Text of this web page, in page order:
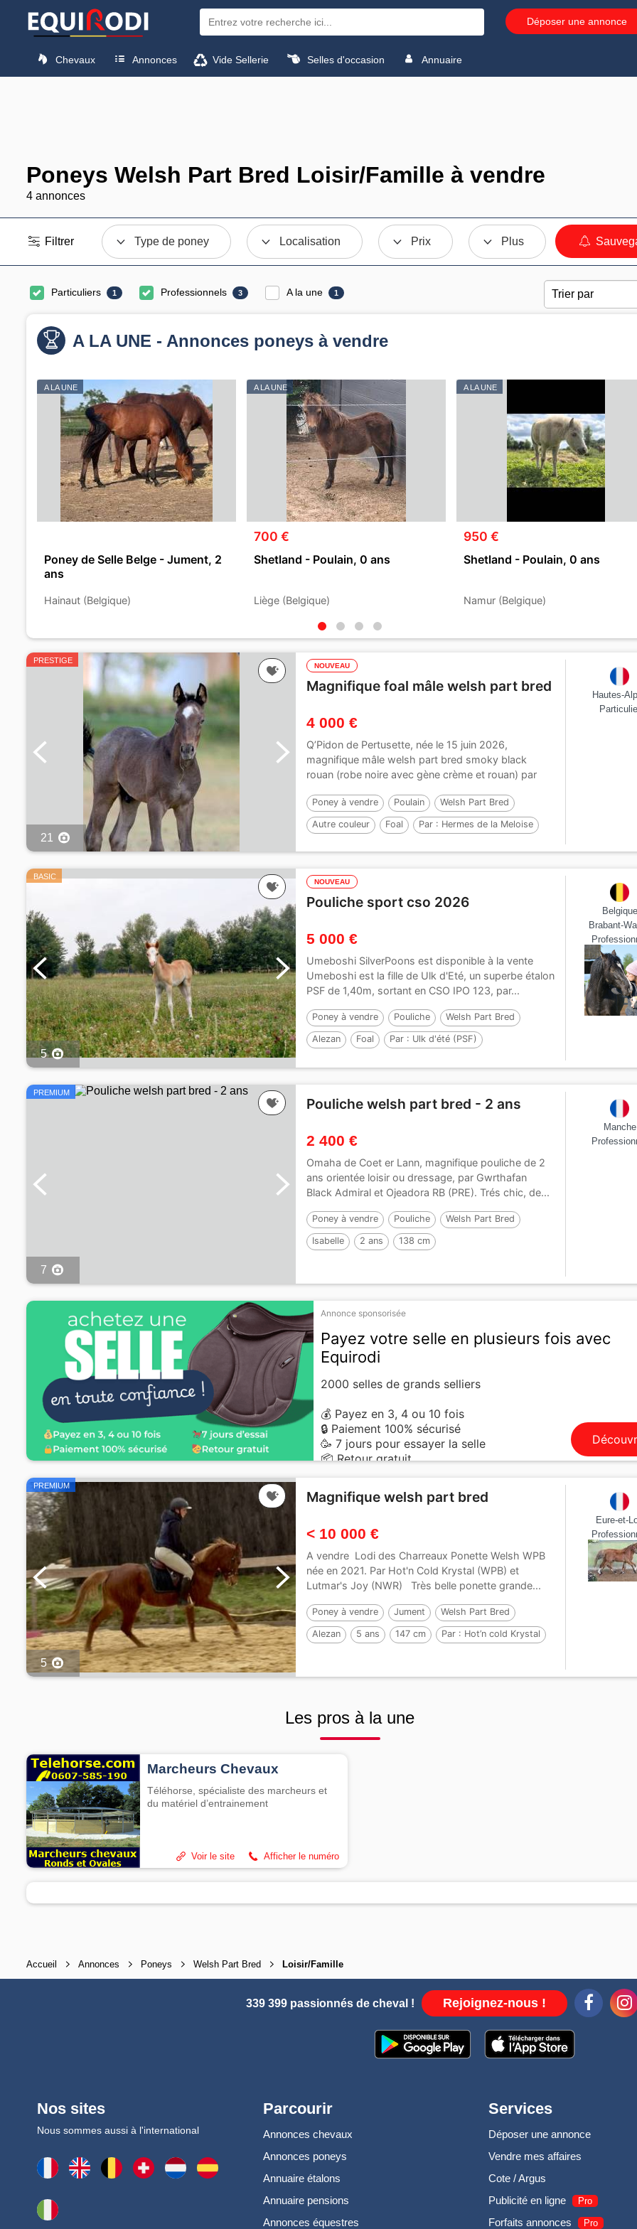
Déposer une annonce
Chevaux Annonces Vide Sellerie Selles d'occasion Annuaire
Poneys Welsh Part Bred Loisir/Famille à vendre
4 annonces
Filtrer Type de poney Localisation Prix Plus
Particuliers 1 Professionnels 3 A la une 1
A LA UNE - Annonces poneys à vendre
A LA UNE
Poney de Selle Belge - Jument, 2
ans
Hainaut (Belgique)
A LA UNE
700 €
Shetland - Poulain, 0 ans
Liège (Belgique)
A LA UNE
950 €
Shetland - Poulain, 0 ans
Namur (Belgique)
PRESTIGE
21
NOUVEAU
Magnifique foal mâle welsh part bred
4 000 €
Q’Pidon de Pertusette, née le 15 juin 2026,
magnifique mâle welsh part bred smoky black
rouan (robe noire avec gène crème et rouan) par
Poney à vendre Poulain Welsh Part Bred
Autre couleur Foal Par : Hermes de la Meloise
Hautes-
BASIC
5
NOUVEAU
Pouliche sport cso 2026
5 000 €
Umeboshi SilverPoons est disponible à la vente
Umeboshi est la fille de Ulk d'Eté, un superbe étalon
PSF de 1,40m, sortant en CSO IPO 123, par...
Poney à vendre Pouliche Welsh Part Bred
Alezan Foal Par : Ulk d'été (PSF)
Belgique
Brabant-
PREMIUM
7
Pouliche welsh part bred - 2 ans
2 400 €
Omaha de Coet er Lann, magnifique pouliche de 2
ans orientée loisir ou dressage, par Gwrthafan
Black Admiral et Ojeadora RB (PRE). Trés chic, de...
Poney à vendre Pouliche Welsh Part Bred
Isabelle 2 ans 138 cm
Manche
Annonce sponsorisée
Payez votre selle en plusieurs fois avec
Equirodi
2000 selles de grands selliers
💰 Payez en 3, 4 ou 10 fois
🔒 Paiement 100% sécurisé
🥳 7 jours pour essayer la selle
📦 Retour gratuit
PREMIUM
5
Magnifique welsh part bred
< 10 000 €
A vendre Lodi des Charreaux Ponette Welsh WPB
née en 2021. Par Hot'n Cold Krystal (WPB) et
Lutmar's Joy (NWR) Très belle ponette grande...
Poney à vendre Jument Welsh Part Bred
Alezan 5 ans 147 cm Par : Hot’n cold Krystal
Eure-et-
Les pros à la une
Marcheurs Chevaux
Téléhorse, spécialiste des marcheurs et
du matériel d’entrainement
Afficher le numéro
Voir le site
Accueil Annonces Poneys Welsh Part Bred Loisir/Famille
339 399 passionnés de cheval ! Rejoignez-nous !
Nos sites
Nous sommes aussi à l'international
Parcourir
Annonces chevaux
Annonces poneys
Annuaire étalons
Annuaire pensions
Annonces équestres
Services
Déposer une annonce
Vendre mes affaires
Cote / Argus
Publicité en ligne
Pro
Forfaits annonces Pro